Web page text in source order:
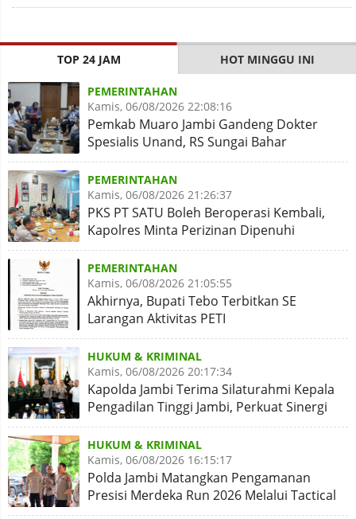
TOP 24 JAM HOT MINGGU INI
PEMERINTAHAN
Kamis, 06/08/2026 22:08:16
Pemkab Muaro Jambi Gandeng Dokter
Spesialis Unand, RS Sungai Bahar
Disiapkan Naik Kelas
PEMERINTAHAN
Kamis, 06/08/2026 21:26:37
PKS PT SATU Boleh Beroperasi Kembali,
Kapolres Minta Perizinan Dipenuhi
PEMERINTAHAN
Kamis, 06/08/2026 21:05:55
Akhirnya, Bupati Tebo Terbitkan SE
Larangan Aktivitas PETI
HUKUM & KRIMINAL
Kamis, 06/08/2026 20:17:34
Kapolda Jambi Terima Silaturahmi Kepala
Pengadilan Tinggi Jambi, Perkuat Sinergi
Antar Lembaga
HUKUM & KRIMINAL
Kamis, 06/08/2026 16:15:17
Polda Jambi Matangkan Pengamanan
Presisi Merdeka Run 2026 Melalui Tactical
Floor Game